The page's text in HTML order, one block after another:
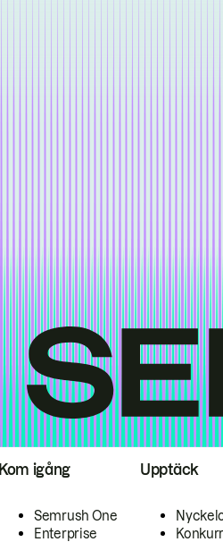
Kom igång
Semrush One
Enterprise
Upptäck